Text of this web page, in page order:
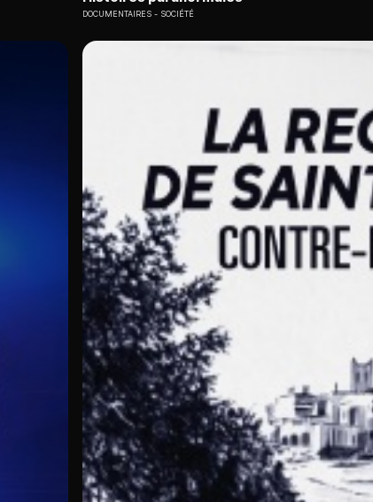
DOCUMENTAIRES SOCIÉTÉ